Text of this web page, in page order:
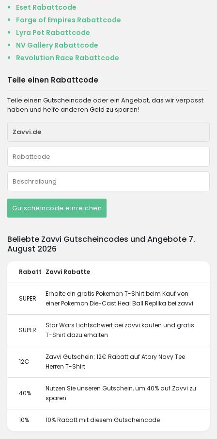
Eset Rabattcode
Forge of Empires Rabattcode
Lyra Pet Rabattcode
NV Gallery Rabattcode
Revolution Race Rabattcode
Teile einen Rabattcode
Teile einen Gutscheincode oder ein Angebot, das wir verpasst
haben und helfe anderen Geld zu sparen!
Gutscheincode einreichen
Beliebte Zavvi Gutscheincodes und Angebote 7.
August 2026
Rabatt Zavvi Rabatte
SUPER
Erhalte ein gratis Pokemon T-Shirt beim Kauf von
einer Pokemon Die-Cast Heal Ball Replika bei zavvi
SUPER
Star Wars Lichtschwert bei zavvi kaufen und gratis
T-Shirt dazu erhalten
12€
Zavvi Gutschein: 12€ Rabatt auf Atary Navy Tee
Herren T-Shirt
40%
Nutzen Sie unseren Gutschein, um 40% auf Zavvi zu
sparen
10% 10% Rabatt mit diesem Gutscheincode